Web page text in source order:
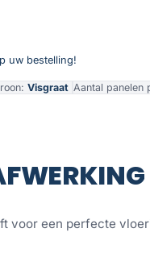
uw bestelling!
Visgraat Aantal panelen
voor een perfecte